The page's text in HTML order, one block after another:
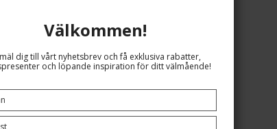
Välkommen!
dig till vårt nyhetsbrev och få exklusiva rabatter,
och löpande inspiration för ditt välmående!